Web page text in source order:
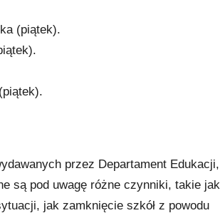
(piątek).
przez Departament Edukacji,
są pod uwagę różne czynniki, takie jak
jak zamknięcie szkół z powodu